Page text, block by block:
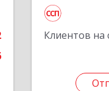
Клиентов